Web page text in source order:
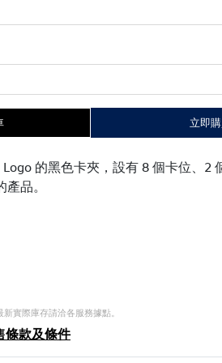
立即
的黑色卡夾，設有 8 個卡位、2
品。
實際庫存請洽各服務據點。
條款及條件